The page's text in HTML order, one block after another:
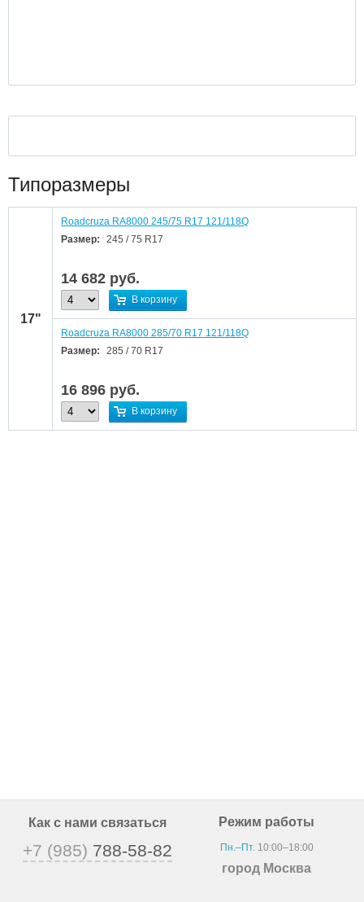
Типоразмеры
17"
Roadcruza RA8000 245/75 R17 121/118Q
Размер:
245 / 75 R17
14 682 руб.
В корзину
Roadcruza RA8000 285/70 R17 121/118Q
Размер:
285 / 70 R17
16 896 руб.
В корзину
Как с нами связаться
+7 (985) 788-58-82
Режим работы
Пн.–Пт.10:00–18:00
город Москва